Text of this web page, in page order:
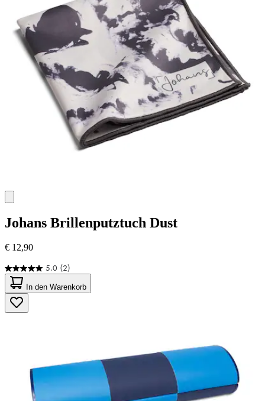
Johans Brillenputztuch Dust
€ 12,90
5.0 (2)
5.0
von
5
Sternen.
2
In den Warenkorb